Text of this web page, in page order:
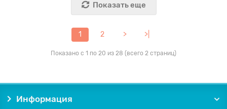
Показать еще
1 2 > >|
Показано с 1 по 20 из 28 (всего 2 страниц)
Информация